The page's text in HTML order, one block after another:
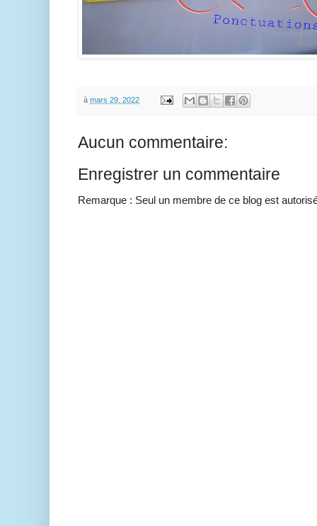
à mars 29, 2022
Aucun commentaire:
Enregistrer un commentaire
Remarque : Seul un membre de ce blog est